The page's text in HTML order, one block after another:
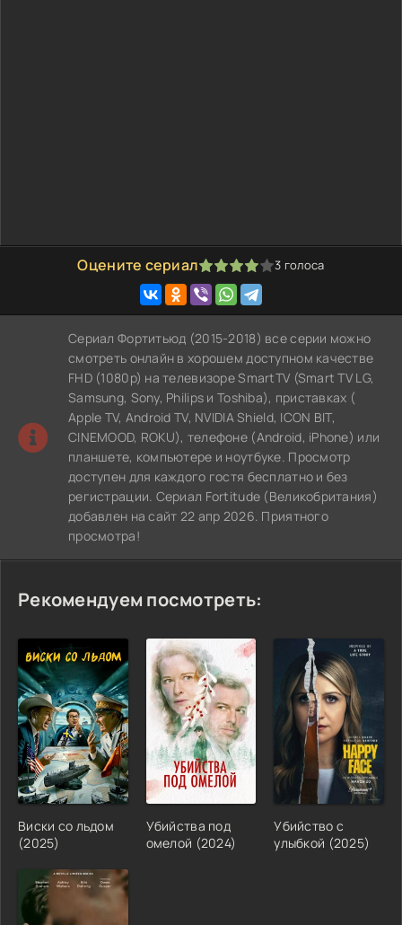
Оцените сериал
1 2 3 4 5 3 голоса
Сериал Фортитьюд (2015-2018) все серии можно
смотреть онлайн в хорошем доступном качестве
FHD (1080p) на телевизоре SmartTV (Smart TV LG,
Samsung, Sony, Philips и Toshiba), приставках (
Apple TV, Android TV, NVIDIA Shield, ICON BIT,
CINEMOOD, ROKU), телефоне (Android, iPhone) или
планшете, компьютере и ноутбуке. Просмотр
доступен для каждого гостя бесплатно и без
регистрации. Сериал Fortitude (Великобритания)
добавлен на сайт 22 апр 2026. Приятного
просмотра!
Рекомендуем посмотреть:
Виски со льдом
(2025)
Убийства под
омелой (2024)
Убийство с
улыбкой (2025)